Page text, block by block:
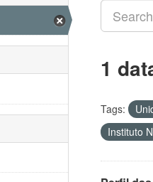
1
Tags:
Instituto